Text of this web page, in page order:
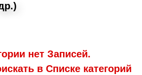
нет Записей.
в Списке категорий